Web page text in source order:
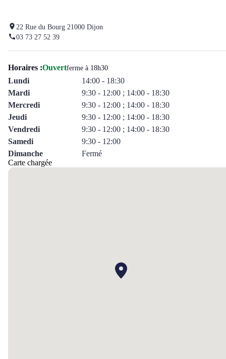
22 Rue du Bourg 21000 Dijon
03 73 27 52 39
Horaires :Ouvertferme à 18h30
Lundi
14:00 - 18:30
Mardi
9:30 - 12:00 ; 14:00 - 18:30
Mercredi
9:30 - 12:00 ; 14:00 - 18:30
Jeudi
9:30 - 12:00 ; 14:00 - 18:30
Vendredi
9:30 - 12:00 ; 14:00 - 18:30
Samedi
9:30 - 12:00
Dimanche
Fermé
Carte chargée